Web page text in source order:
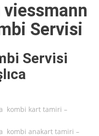
Servisi
Servisi
kombi kart tamiri –
kombi anakart tamiri –